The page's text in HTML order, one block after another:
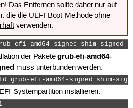
Das Entfernen sollte daher nur auf
die die UEFI-Boot-Methode ohne
verwenden.
efi-amd64-signed shim-
der Paketegrub-efi-amd64-
muss unterbunden werden:
grub-efi-amd64-signed shim-
Systempartition installieren: